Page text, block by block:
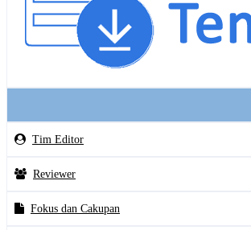
Tim Editor
Reviewer
Fokus dan Cakupan